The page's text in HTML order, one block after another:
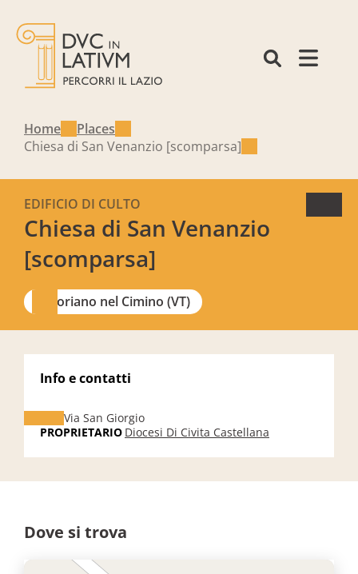
Home
Places
Chiesa di San Venanzio [scomparsa]
Chiesa di San Venanzio
[scomparsa]
EDIFICIO DI CULTO
Soriano nel Cimino (VT)
Info e contatti
Via San Giorgio
PROPRIETARIO Diocesi Di Civita Castellana
Dove si trova